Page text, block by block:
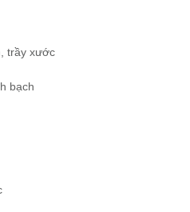
trầy xước
bạch